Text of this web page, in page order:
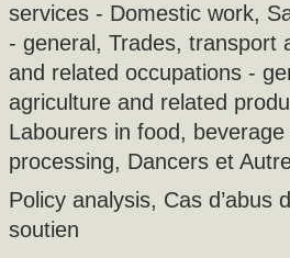
services - Domestic work,
- general, Trades, transport
and related occupations -
agriculture and related
Labourers in food,
processing, Dancers et
Policy analysis, Cas d’abus
soutien